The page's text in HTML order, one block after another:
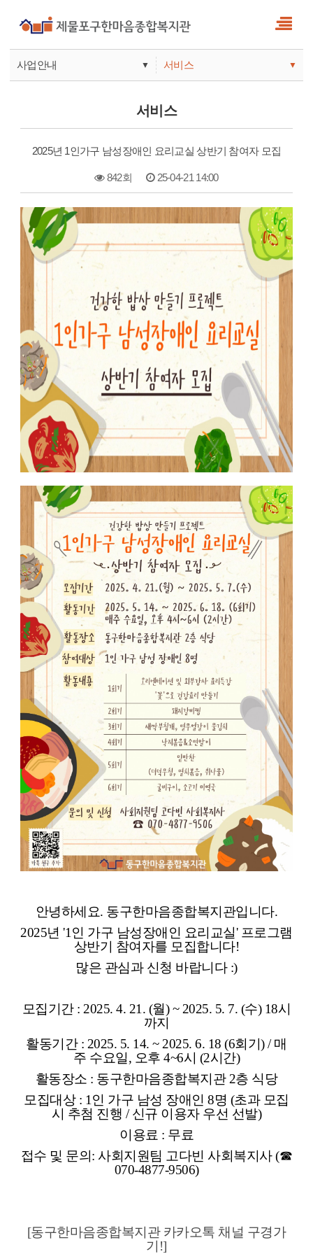
사업안내 ▼
기관안내
서비스 ▼
서비스
서비스
2025년 1인가구 남성장애인 요리교실 상반기 참여자 모집
842회 25-04-21 14:00
본문
안녕하세요. 동구한마음종합복지관입니다.
2025년 '1인 가구 남성장애인 요리교실' 프로그램
상반기 참여자를 모집합니다!
많은 관심과 신청 바랍니다 :)
모집기간 : 2025. 4. 21. (월) ~ 2025. 5. 7. (수) 18시
까지
활동기간 : 2025. 5. 14. ~ 2025. 6. 18 (6회기) /매
주 수요일, 오후 4~6시 (2시간)
활동장소 : 동구한마음종합복지관 2층 식당
모집대상 : 1인 가구 남성 장애인 8명 (초과 모집
시 추첨 진행 / 신규 이용자 우선 선발)
이용료 : 무료
접수 및 문의: 사회지원팀 고다빈 사회복지사 (☎
070-4877-9506)
[동구한마음종합복지관 카카오톡 채널 구경가
기!]